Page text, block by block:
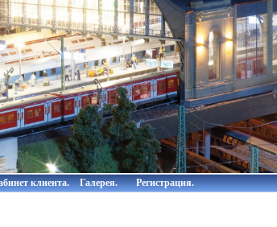
клиента. Галерея. Регистрация.